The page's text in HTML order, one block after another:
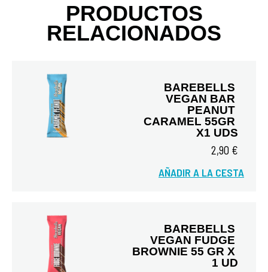
PRODUCTOS
RELACIONADOS
BAREBELLS
VEGAN BAR
PEANUT
CARAMEL 55GR
X1 UDS
2,90 €
AÑADIR A LA CESTA
BAREBELLS
VEGAN FUDGE
BROWNIE 55 GR X
1 UD